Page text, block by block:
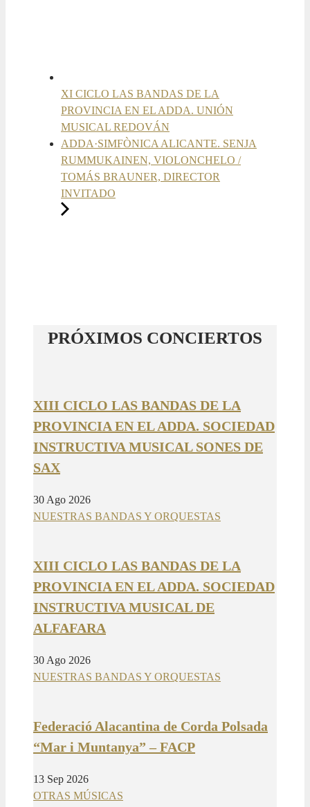
XI CICLO LAS BANDAS DE LA
PROVINCIA EN EL ADDA. UNIÓN
MUSICAL REDOVÁN
ADDA·SIMFÒNICA ALICANTE. SENJA
RUMMUKAINEN, VIOLONCHELO /
TOMÁS BRAUNER, DIRECTOR
INVITADO
PRÓXIMOS CONCIERTOS
XIII CICLO LAS BANDAS DE LA
PROVINCIA EN EL ADDA. SOCIEDAD
INSTRUCTIVA MUSICAL SONES DE
SAX
30 Ago 2026
NUESTRAS BANDAS Y ORQUESTAS
XIII CICLO LAS BANDAS DE LA
PROVINCIA EN EL ADDA. SOCIEDAD
INSTRUCTIVA MUSICAL DE
ALFAFARA
30 Ago 2026
NUESTRAS BANDAS Y ORQUESTAS
Federació Alacantina de Corda Polsada
“Mar i Muntanya” – FACP
13 Sep 2026
OTRAS MÚSICAS